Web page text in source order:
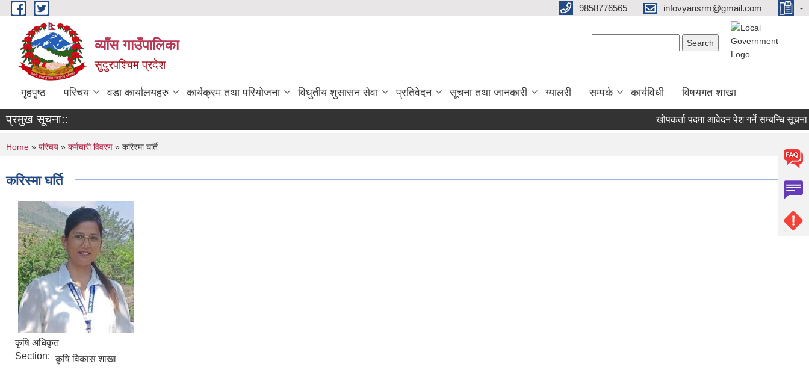
Skip to main content 9858776565 infovyansrm@gmail.com -
व्याँस गाउँपालिका
सुदुरपश्चिम प्रदेश
गृहपृष्ठ परिचय वडा कार्यालयहरु कार्यक्रम तथा परियोजना विधुतीय शुसासन सेवा प्रतिवेदन सूचना तथा जानकारी ग्यालरी सम्पर्क कार्यविधी विषयगत शाखा
प्रमुख सूचना:: खोपकर्ता पदमा आवेदन पेश गर्ने सम्बन्धि सूचना ।
You are here
Home » परिचय » कर्मचारी विवरण » करिस्मा घर्ति
करिस्मा घर्ति
कृषि अधिकृत
Section: कृषि विकास शाखा